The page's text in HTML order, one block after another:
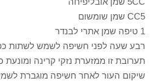
CC5 שמן שומשום
1 טיפה שמן אתרי לבנדר
רבע שעה לפני חשיפה לשמש לשתות
תערובת זו ממזערת נזקי קרינה ומונעת
שיקום העור לאחר חשיפה מוגברת